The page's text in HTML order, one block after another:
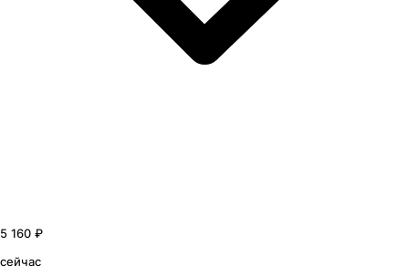
5 160 ₽
сейчас